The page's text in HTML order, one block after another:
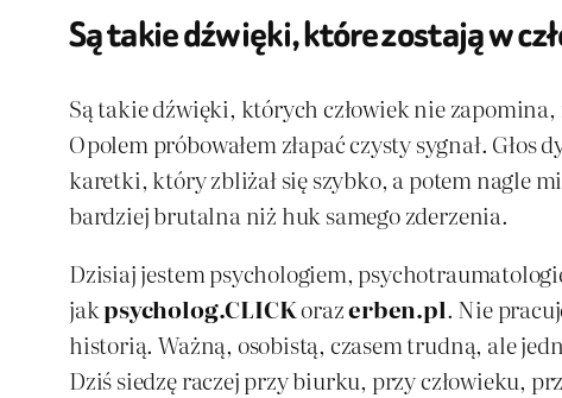
Są takie dźwięki, które zostają w
Są takie dźwięki, których człowiek nie
Opolem próbowałem złapać czysty sygnał.
karetki, który zbliżał się szybko, a potem nagle
bardziej brutalna niż huk samego zderzenia.
Dzisiaj jestem psychologiem,
jakpsycholog.CLICKorazerben.pl. Nie
historią. Ważną, osobistą, czasem trudną, ale
Dziś siedzę raczej przy biurku, przy człowieku,